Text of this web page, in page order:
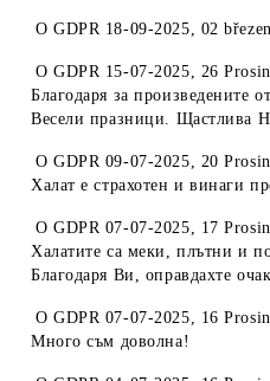
OGDPR 18-09-2025, 02
OGDPR 15-07-2025, 26
Благодаря за произведените
Весели празници. Щастлива
OGDPR 09-07-2025, 20
Халат е страхотен и винаги
OGDPR 07-07-2025, 17
Халатите са меки, плътни и
Благодаря Ви, оправдахте
OGDPR 07-07-2025, 16
Много съм доволна!